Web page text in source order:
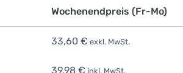
Wochenendpreis (Fr-Mo)
33,60 € exkl. MwSt.
39,98 € inkl. MwSt.